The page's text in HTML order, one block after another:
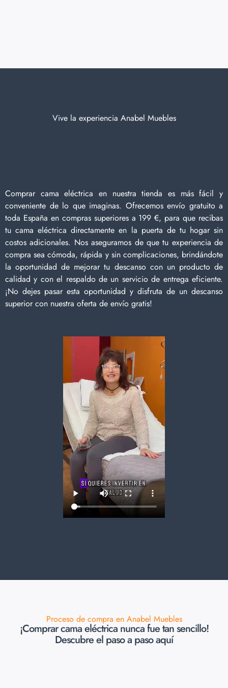
Vive la experiencia Anabel Muebles
Comprar cama eléctrica en nuestra tienda es más fácil y
conveniente de lo que imaginas. Ofrecemos envío gratuito a
toda España en compras superiores a 199 €, para que recibas
tu cama eléctrica directamente en la puerta de tu hogar sin
costos adicionales. Nos aseguramos de que tu experiencia de
compra sea cómoda, rápida y sin complicaciones, brindándote
la oportunidad de mejorar tu descanso con un producto de
calidad y con el respaldo de un servicio de entrega eficiente.
¡No dejes pasar esta oportunidad y disfruta de un descanso
superior con nuestra oferta de envío gratis!
Proceso de compra en Anabel Muebles
¡Comprar cama eléctrica nunca fue tan sencillo!
Descubre el paso a paso aquí